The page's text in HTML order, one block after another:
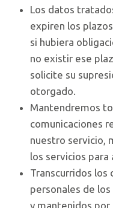
Los datos
expiren los
si hubiera
no existir ese
solicite su
otorgado.
Mantendremos
comunicaciones
nuestro servicio,
los servicios
Transcurridos los
personales de
y mantenidos por